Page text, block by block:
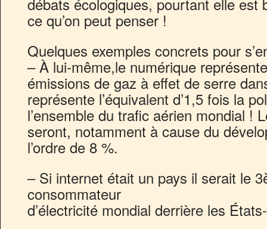
ce qu’on peut penser !
Quelques exemples concrets pour
– À lui-même,le numérique
émissions de gaz à effet de serre
représente l’équivalent d’1,5 fois la
l’ensemble du trafic aérien mondial !
seront, notamment à cause du
l’ordre de 8 %.
– Si internet était un pays il serait le
consommateur
d’électricité mondial derrière les